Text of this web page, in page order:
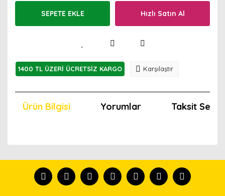
SEPETE EKLE Hızlı Satın Al
1400 TL ÜZERİ ÜCRETSİZ KARGO Karşılaştır
Ürün Bilgisi Yorumlar Taksit
tanısın.
formunu kullanarak tarafımıza iletebilirsiniz.
Görüş ve önerileriniz için teşekkür ederiz.